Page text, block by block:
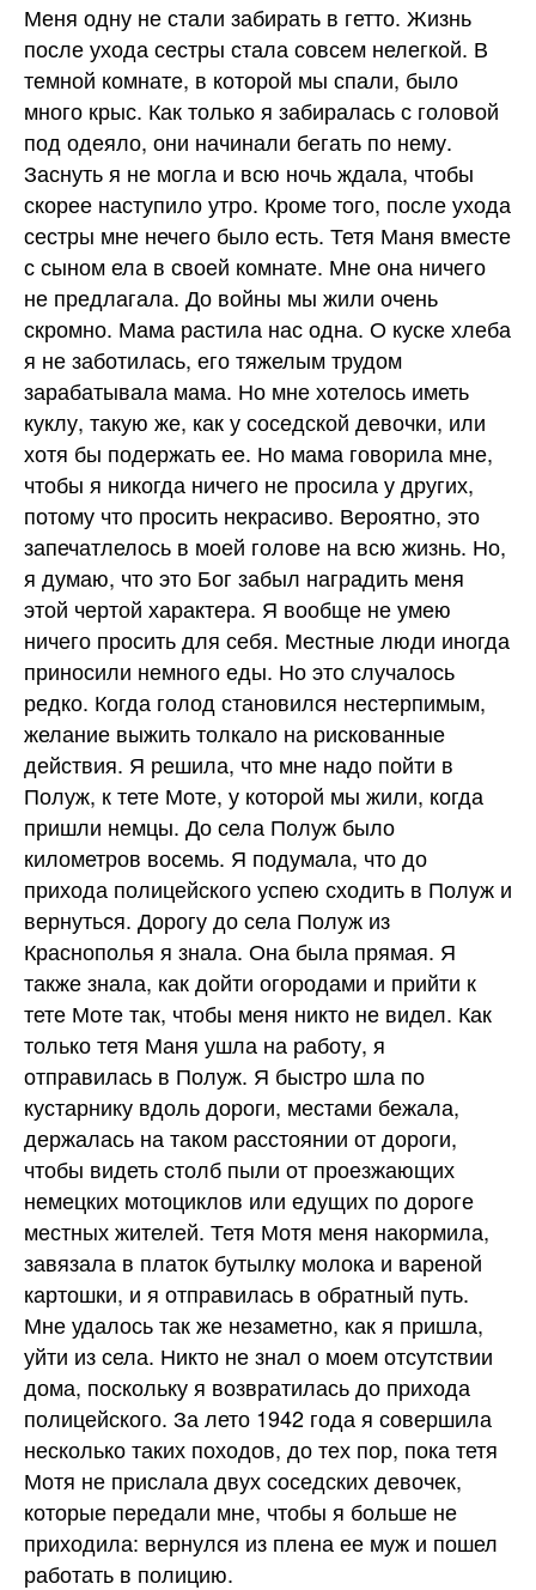
Меня одну не стали забирать в гетто. Жизнь
после ухода сестры стала совсем нелегкой. В
темной комнате, в которой мы спали, было
много крыс. Как только я забиралась с головой
под одеяло, они начинали бегать по нему.
Заснуть я не могла и всю ночь ждала, чтобы
скорее наступило утро. Кроме того, после ухода
сестры мне нечего было есть. Тетя Маня вместе
с сыном ела в своей комнате. Мне она ничего
не предлагала. До войны мы жили очень
скромно. Мама растила нас одна. О куске хлеба
я не заботилась, его тяжелым трудом
зарабатывала мама. Но мне хотелось иметь
куклу, такую же, как у соседской девочки, или
хотя бы подержать ее. Но мама говорила мне,
чтобы я никогда ничего не просила у других,
потому что просить некрасиво. Вероятно, это
запечатлелось в моей голове на всю жизнь. Но,
я думаю, что это Бог забыл наградить меня
этой чертой характера. Я вообще не умею
ничего просить для себя. Местные люди иногда
приносили немного еды. Но это случалось
редко. Когда голод становился нестерпимым,
желание выжить толкало на рискованные
действия. Я решила, что мне надо пойти в
Полуж, к тете Моте, у которой мы жили, когда
пришли немцы. До села Полуж было
километров восемь. Я подумала, что до
прихода полицейского успею сходить в Полуж и
вернуться. Дорогу до села Полуж из
Краснополья я знала. Она была прямая. Я
также знала, как дойти огородами и прийти к
тете Моте так, чтобы меня никто не видел. Как
только тетя Маня ушла на работу, я
отправилась в Полуж. Я быстро шла по
кустарнику вдоль дороги, местами бежала,
держалась на таком расстоянии от дороги,
чтобы видеть столб пыли от проезжающих
немецких мотоциклов или едущих по дороге
местных жителей. Тетя Мотя меня накормила,
завязала в платок бутылку молока и вареной
картошки, и я отправилась в обратный путь.
Мне удалось так же незаметно, как я пришла,
уйти из села. Никто не знал о моем отсутствии
дома, поскольку я возвратилась до прихода
полицейского. За лето 1942 года я совершила
несколько таких походов, до тех пор, пока тетя
Мотя не прислала двух соседских девочек,
которые передали мне, чтобы я больше не
приходила: вернулся из плена ее муж и пошел
работать в полицию.